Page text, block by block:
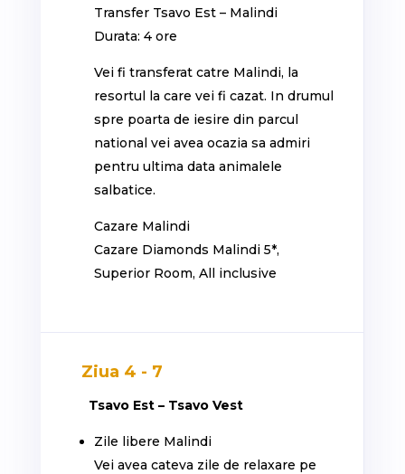
Transfer Tsavo Est – Malindi
Durata: 4 ore
Vei fi transferat catre Malindi, la
resortul la care vei fi cazat. In drumul
spre poarta de iesire din parcul
national vei avea ocazia sa admiri
pentru ultima data animalele
salbatice.
Cazare Malindi
Cazare Diamonds Malindi 5*,
Superior Room, All inclusive
Ziua 4 - 7
Tsavo Est – Tsavo Vest
Zile libere Malindi
Vei avea cateva zile de relaxare pe